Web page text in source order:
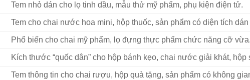
Tem nhỏ dán cho lọ tinh dầu, mẫu thử mỹ phẩm, phụ kiện điện tử.
Tem cho chai nước hoa mini, hộp thuốc, sản phẩm có diện tích dán
Phổ biến cho chai mỹ phẩm, lọ đựng thực phẩm chức năng cỡ vừa.
Kích thước “quốc dân” cho hộp bánh kẹo, chai nước giải khát, hộp
Tem thông tin cho chai rượu, hộp quà tặng, sản phẩm có không